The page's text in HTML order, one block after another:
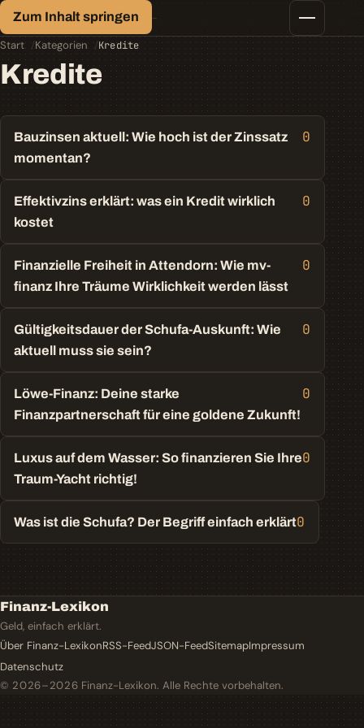
Zum Inhalt springen
Finanz-Lexikon
Geld, einfach erklärt.
Finanztipps
Kredite
Geld-/Vermögensanlage
Krypto
Steuern
Start Kategorien Kredite
Kredite
Bauzinsen aktuell: Wie hoch ist der Zinssatz
momentan?
0
Effektivzins erklärt: was ein Kredit wirklich
kostet
0
Finanzielle Freiheit in Attendorn: Wie mv-
finanz Ihre Träume Wirklichkeit werden lässt
0
Gültigkeitsdauer der Schufa-Auskunft: Wie
aktuell muss sie sein?
0
Löwe-Finanz: Deine starke
Finanzpartnerschaft für eine goldene Zukunft!
0
Luxus auf dem Wasser: So finanzieren Sie Ihre
Traum-Yacht richtig!
0
Was ist die Schufa? Der Begriff einfach erklärt0
Finanz-Lexikon
Geld, einfach erklärt.
Über Finanz-LexikonRSS-FeedJSON-FeedSitemapImpressum
Datenschutz
© 2026–2026 Finanz-Lexikon. Alle Rechte vorbehalten.